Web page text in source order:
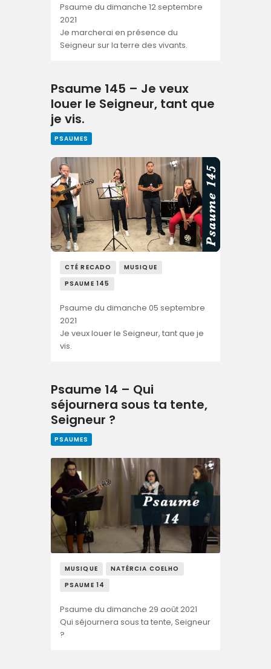
Psaume du dimanche 12 septembre
2021
Je marcherai en présence du
Seigneur sur la terre des vivants.
Psaume 145 – Je veux
louer le Seigneur, tant que
je vis.
PSAUMES
CTÉ RECADO
MUSIQUE
PSAUME 145
Psaume du dimanche 05 septembre
2021
Je veux louer le Seigneur, tant que je
vis.
Psaume 14 – Qui
séjournera sous ta tente,
Seigneur ?
PSAUMES
MUSIQUE
NATÉRCIA COELHO
PSAUME 14
Psaume du dimanche 29 août 2021
Qui séjournera sous ta tente, Seigneur
?